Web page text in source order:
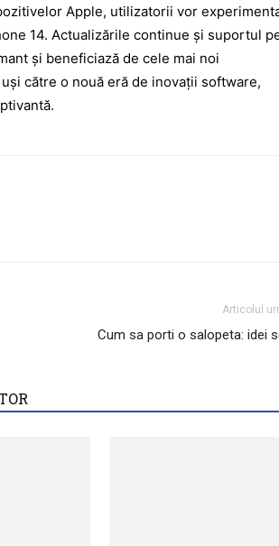
Apple, utilizatorii vor
14. Actualizările continue și suportul
și beneficiază de cele mai noi
către o nouă eră de inovații software,
Articolul
Cum sa porti o salopeta: idei